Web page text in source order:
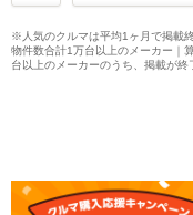
※人気のクルマは平均1ヶ月で掲載
物件数合計1万台以上のメーカー｜
台以上のメーカーのうち、掲載が